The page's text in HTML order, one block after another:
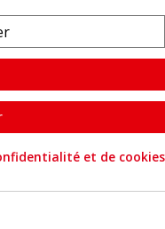
Quatrys 💙
et de cookies